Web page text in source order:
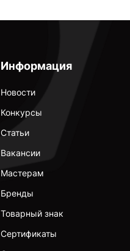
Информация
Новости
Конкурсы
Статьи
Вакансии
Мастерам
Бренды
Товарный знак
Сертификаты